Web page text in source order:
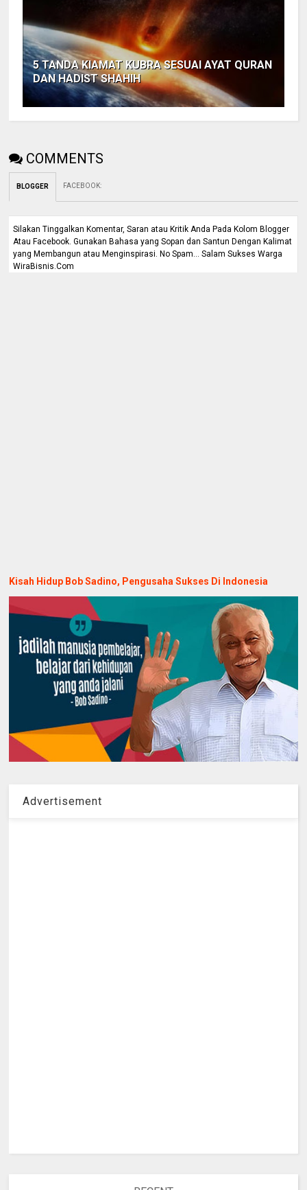
5 TANDA KIAMAT KUBRA SESUAI AYAT QURAN
DAN HADIST SHAHIH
COMMENTS
BLOGGER FACEBOOK:
Silakan Tinggalkan Komentar, Saran atau Kritik Anda Pada Kolom Blogger
Atau Facebook. Gunakan Bahasa yang Sopan dan Santun Dengan Kalimat
yang Membangun atau Menginspirasi. No Spam... Salam Sukses Warga
WiraBisnis.Com
Kisah Hidup Bob Sadino, Pengusaha Sukses Di Indonesia
Advertisement